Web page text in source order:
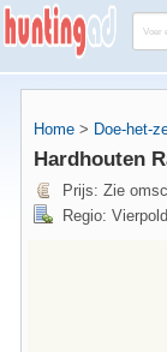
Home > Doe-het-
Hardhouten
Prijs: Zie
Regio: